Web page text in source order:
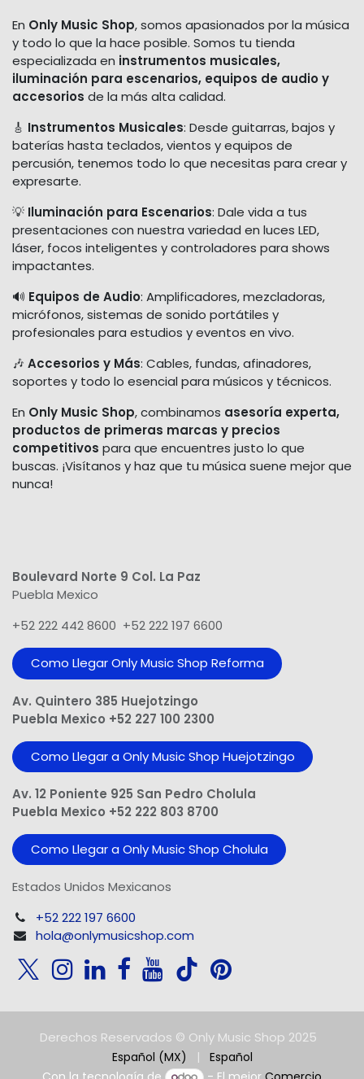
En Only Music Shop, somos apasionados por la música
y todo lo que la hace posible. Somos tu tienda
especializada en instrumentos musicales,
iluminación para escenarios, equipos de audio y
accesorios de la más alta calidad.
🎸 Instrumentos Musicales: Desde guitarras, bajos y
baterías hasta teclados, vientos y equipos de
percusión, tenemos todo lo que necesitas para crear y
expresarte.
💡 Iluminación para Escenarios: Dale vida a tus
presentaciones con nuestra variedad en luces LED,
láser, focos inteligentes y controladores para shows
impactantes.
🔊 Equipos de Audio: Amplificadores, mezcladoras,
micrófonos, sistemas de sonido portátiles y
profesionales para estudios y eventos en vivo.
🎶 Accesorios y Más: Cables, fundas, afinadores,
soportes y todo lo esencial para músicos y técnicos.
En Only Music Shop, combinamos asesoría experta,
productos de primeras marcas y precios
competitivos para que encuentres justo lo que
buscas. ¡Visítanos y haz que tu música suene mejor que
nunca!
Boulevard Norte 9 Col. La Paz
Puebla Mexico
+52 222 442 8600 +52 222 197 6600
Como Llegar Only Music Shop​ Reforma
Av. Quintero 385 Huejotzingo
Puebla Mexico +52 227 100 2300
Como Llegar a Only Music Shop Huejotzingo
Av. 12 Poniente 925 San Pedro Cholula
Puebla Mexico +52 222 803 8700
Como Llegar a Only Music Shop Cholula
Estados Unidos Mexicanos
+52 222 197 6600
hola@onlymusicshop.com
Derechos Reservados © Only Music Shop 2025
Español (MX) |
Español